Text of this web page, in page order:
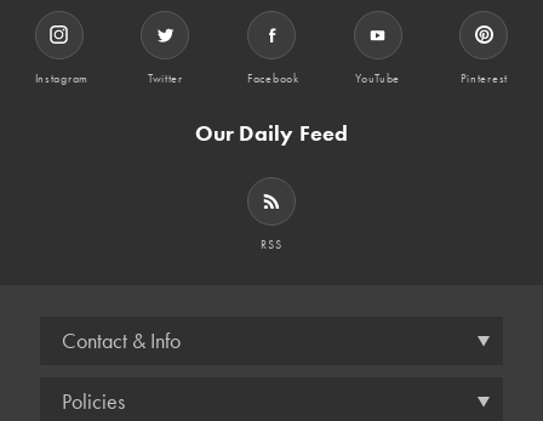
Instagram Twitter Facebook YouTube Pinterest
Our Daily Feed
RSS
Contact & Info
Policies